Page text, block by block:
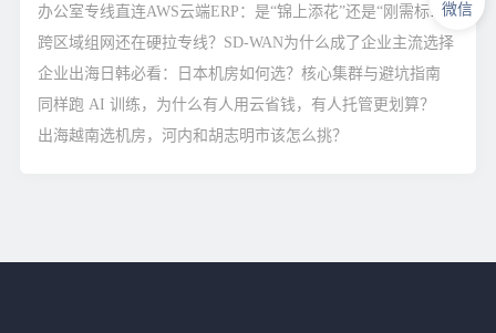
办公室专线直连AWS云端ERP：是“锦上添花”还是“刚需标配”？
跨区域组网还在硬拉专线？SD-WAN为什么成了企业主流选择
企业出海日韩必看：日本机房如何选？核心集群与避坑指南
同样跑 AI 训练，为什么有人用云省钱，有人托管更划算？
出海越南选机房，河内和胡志明市该怎么挑？
微信